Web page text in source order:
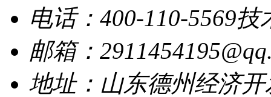
电话：400-110-5569技
邮箱：
地址：山东德州经济